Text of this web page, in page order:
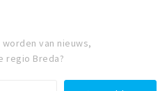
van nieuws,
regio Breda?